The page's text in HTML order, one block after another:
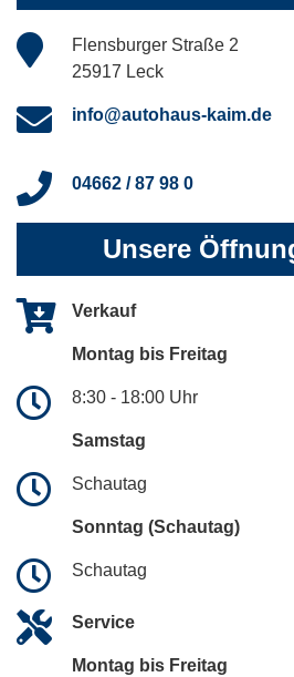
Flensburger Straße 2
25917 Leck
info@autohaus-kaim.de
04662 / 87 98 0
Unsere
Verkauf
Montag bis Freitag
8:30 - 18:00 Uhr
Samstag
Schautag
Sonntag (Schautag)
Schautag
Service
Montag bis Freitag